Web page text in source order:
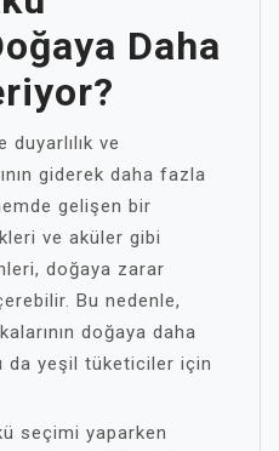
Daha
ve
giderek daha fazla
gelişen bir
ve aküler gibi
doğaya zarar
Bu nedenle,
doğaya daha
da yeşil tüketiciler için
seçimi yaparken